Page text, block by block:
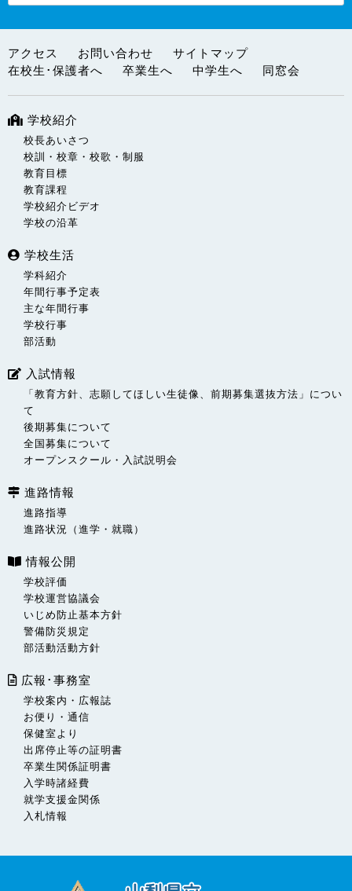
アクセス お問い合わせ
サイトマップ
在校生･保護者へ
卒業生へ 中学生へ 同窓会
学校紹介
校長あいさつ
校訓・校章・校歌・制服
教育目標
教育課程
学校紹介ビデオ
学校の沿革
学校生活
学科紹介
年間行事予定表
主な年間行事
学校行事
部活動
入試情報
「教育方針、志願してほしい生徒像、前期募集選抜方法」につい
て
後期募集について
全国募集について
オープンスクール・入試説明会
進路情報
進路指導
進路状況（進学・就職）
情報公開
学校評価
学校運営協議会
いじめ防止基本方針
警備防災規定
部活動活動方針
広報･事務室
学校案内・広報誌
お便り・通信
保健室より
出席停止等の証明書
卒業生関係証明書
入学時諸経費
就学支援金関係
入札情報